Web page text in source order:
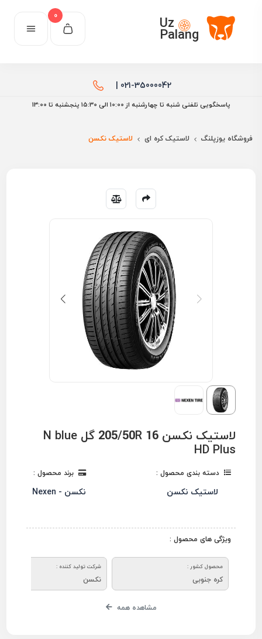
Uz
Palang
0
021-35000042 |
پاسخگویی تلفنی شنبه تا چهارشنبه از 10:00 الی ۱۵:30 پنجشنبه تا 13:00
فروشگاه یوزپلنگ لاستیک کره ای لاستیک نکسن
لاستیک نکسن 205/50R 16 گل N blue
HD Plus
دسته بندی محصول :
لاستیک نکسن
برند محصول :
نکسن - Nexen
ویژگی های محصول :
محصول کشور :
کره جنوبی
شرکت تولید کننده :
نکسن
مشاهده همه